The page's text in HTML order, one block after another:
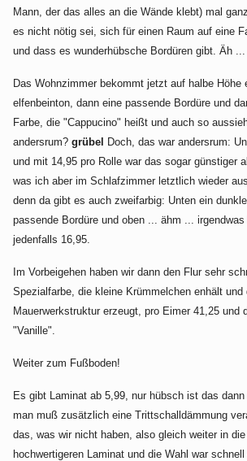
Mann, der das alles an die Wände klebt) mal
es nicht nötig sei, sich für einen Raum auf eine
und dass es wunderhübsche Bordüren gibt. Äh ...
Das Wohnzimmer bekommt jetzt auf halbe Höhe
elfenbeinton, dann eine passende Bordüre und
Farbe, die "Cappucino" heißt und auch so
andersrum? grübel
Doch, das war andersrum:
und mit 14,95 pro Rolle war das sogar günstiger
was ich aber im Schlafzimmer letztlich wieder
denn da gibt es auch zweifarbig: Unten ein
passende Bordüre und oben ... ähm ...
jedenfalls 16,95.
Im Vorbeigehen haben wir dann den Flur sehr
Spezialfarbe, die kleine Krümmelchen enhält und
Mauerwerkstruktur erzeugt, pro Eimer 41,25 und
"Vanille".
Weiter zum Fußboden!
Es gibt Laminat ab 5,99, nur hübsch ist das
man muß zusätzlich eine Trittschalldämmung
das, was wir nicht haben, also gleich weiter in
hochwertigeren Laminat und die Wahl war